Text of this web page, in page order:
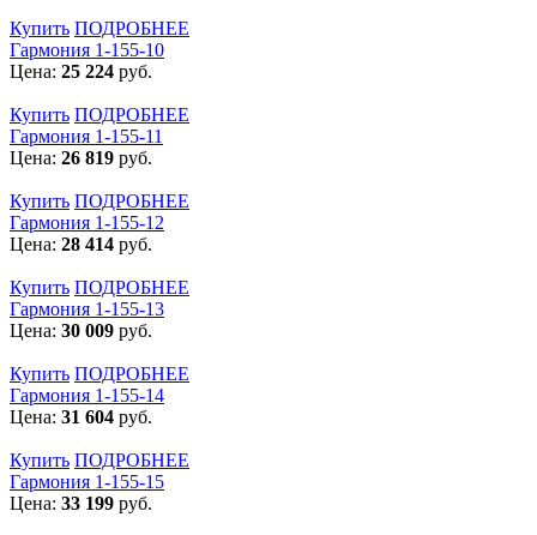
Купить ПОДРОБНЕЕ
Гармония 1-155-10
Цена: 25 224 руб.
Купить ПОДРОБНЕЕ
Гармония 1-155-11
Цена: 26 819 руб.
Купить ПОДРОБНЕЕ
Гармония 1-155-12
Цена: 28 414 руб.
Купить ПОДРОБНЕЕ
Гармония 1-155-13
Цена: 30 009 руб.
Купить ПОДРОБНЕЕ
Гармония 1-155-14
Цена: 31 604 руб.
Купить ПОДРОБНЕЕ
Гармония 1-155-15
Цена: 33 199 руб.